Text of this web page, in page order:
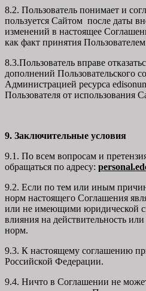
8.2. Пользователь понимает и
пользуется Сайтом после даты
изменений в настоящее
как факт принятия
8.3.Пользователь вправе
дополнений Пользовательского
Администрацией ресурса
Пользователя от использования
9. Заключительные условия
9.1. По всем вопросам и
обращаться по адресу:
9.2. Если по тем или иным
норм настоящего Соглашения
или не имеющими юридической
влияния на действительность
норм.
9.3. К настоящему соглашению
Российской Федерации.
9.4. Ничто в Соглашении не